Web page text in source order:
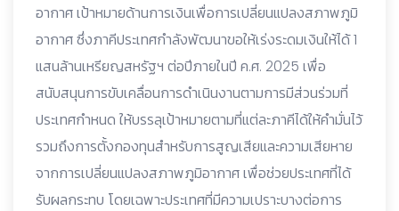
อากาศ เป้าหมายด้านการเงินเพื่อการเปลี่ยนแปลงสภาพภูมิ
อากาศ ซึ่งภาคีประเทศกำลังพัฒนาขอให้เร่งระดมเงินให้ได้ 1
แสนล้านเหรียญสหรัฐฯ ต่อปีภายในปี ค.ศ. 2025 เพื่อ
สนับสนุนการขับเคลื่อนการดำเนินงานตามการมีส่วนร่วมที่
ประเทศกำหนด ให้บรรลุเป้าหมายตามที่แต่ละภาคีได้ให้คำมั่นไว้
รวมถึงการตั้งกองทุนสำหรับการสูญเสียและความเสียหาย
จากการเปลี่ยนแปลงสภาพภูมิอากาศ เพื่อช่วยประเทศที่ได้
รับผลกระทบ โดยเฉพาะประเทศที่มีความเปราะบางต่อการ